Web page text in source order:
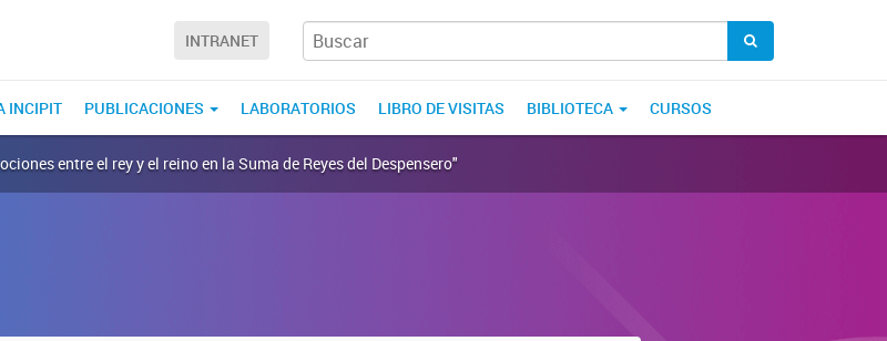
INTRANET
INCIPIT PUBLICACIONES LABORATORIOS LIBRO DE VISITAS BIBLIOTECA CURSOS
entre el rey y el reino en la Suma de Reyes del Despensero"